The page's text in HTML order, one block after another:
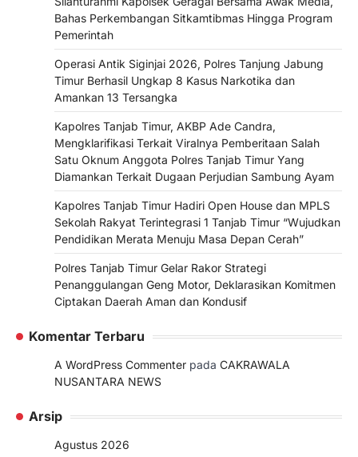
Bahas Perkembangan Sitkamtibmas Hingga Program
Pemerintah
Operasi Antik Siginjai 2026, Polres Tanjung Jabung
Timur Berhasil Ungkap 8 Kasus Narkotika dan
Amankan 13 Tersangka
Kapolres Tanjab Timur, AKBP Ade Candra,
Mengklarifikasi Terkait Viralnya Pemberitaan Salah
Satu Oknum Anggota Polres Tanjab Timur Yang
Diamankan Terkait Dugaan Perjudian Sambung Ayam
Kapolres Tanjab Timur Hadiri Open House dan MPLS
Sekolah Rakyat Terintegrasi 1 Tanjab Timur “Wujudkan
Pendidikan Merata Menuju Masa Depan Cerah”
Polres Tanjab Timur Gelar Rakor Strategi
Penanggulangan Geng Motor, Deklarasikan Komitmen
Ciptakan Daerah Aman dan Kondusif
Komentar Terbaru
A WordPress Commenter pada CAKRAWALA
NUSANTARA NEWS
Arsip
Agustus 2026